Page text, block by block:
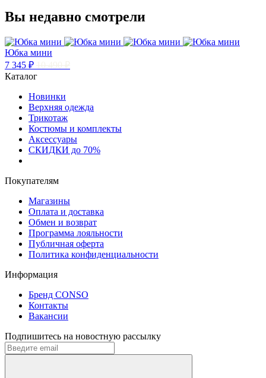
Вы недавно смотрели
Юбка мини
7 345 ₽
Каталог
Новинки
Верхняя одежда
Трикотаж
Костюмы и комплекты
Аксессуары
СКИДКИ до 70%
Покупателям
Магазины
Оплата и доставка
Обмен и возврат
Программа лояльности
Публичная оферта
Политика конфиденциальности
Информация
Бренд CONSO
Контакты
Вакансии
Подпишитесь на новостную рассылку